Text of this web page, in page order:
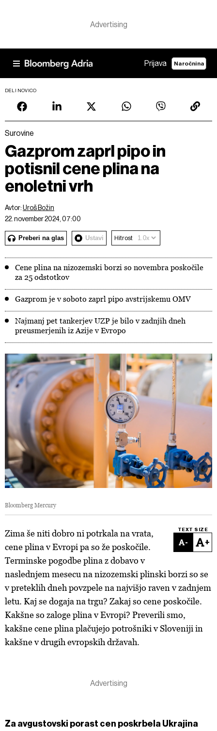
Prijava Naročnina
DELI NOVICO
Surovine
Gazprom zaprl pipo in
potisnil cene plina na
enoletni vrh
Avtor:Uroš Božin
22. november 2024, 07:00
Preberi na glas Ustavi Hitrost
Cene plina na nizozemski borzi so novembra poskočile
za 25 odstotkov
Gazprom je v soboto zaprl pipo avstrijskemu OMV
Najmanj pet tankerjev UZP je bilo v zadnjih dneh
preusmerjenih iz Azije v Evropo
Bloomberg Mercury
TEXT SIZE
- +
Zima še niti dobro ni potrkala na vrata,
cene plina v Evropi pa so že poskočile.
Terminske pogodbe plina z dobavo v
naslednjem mesecu na nizozemski plinski borzi so se
v preteklih dneh povzpele na najvišjo raven v zadnjem
letu. Kaj se dogaja na trgu? Zakaj so cene poskočile.
Kakšne so zaloge plina v Evropi? Preverili smo,
kakšne cene plina plačujejo potrošniki v Sloveniji in
kakšne v drugih evropskih državah.
Za avgustovski porast cen poskrbela Ukrajina